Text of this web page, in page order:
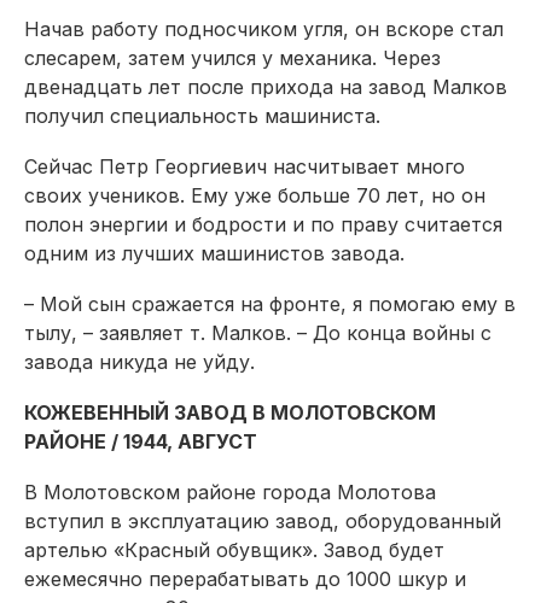
Начав работу подносчиком угля, он вскоре стал
слесарем, затем учился у механика. Через
двенадцать лет после прихода на завод Малков
получил специальность машиниста.
Сейчас Петр Георгиевич насчитывает много
своих учеников. Ему уже больше 70 лет, но он
полон энергии и бодрости и по праву считается
одним из лучших машинистов завода.
– Мой сын сражается на фронте, я помогаю ему в
тылу, – заявляет т. Малков. – До конца войны с
завода никуда не уйду.
КОЖЕВЕННЫЙ ЗАВОД В МОЛОТОВСКОМ
РАЙОНЕ / 1944, АВГУСТ
В Молотовском районе города Молотова
вступил в эксплуатацию завод, оборудованный
артелью «Красный обувщик». Завод будет
ежемесячно перерабатывать до 1000 шкур и